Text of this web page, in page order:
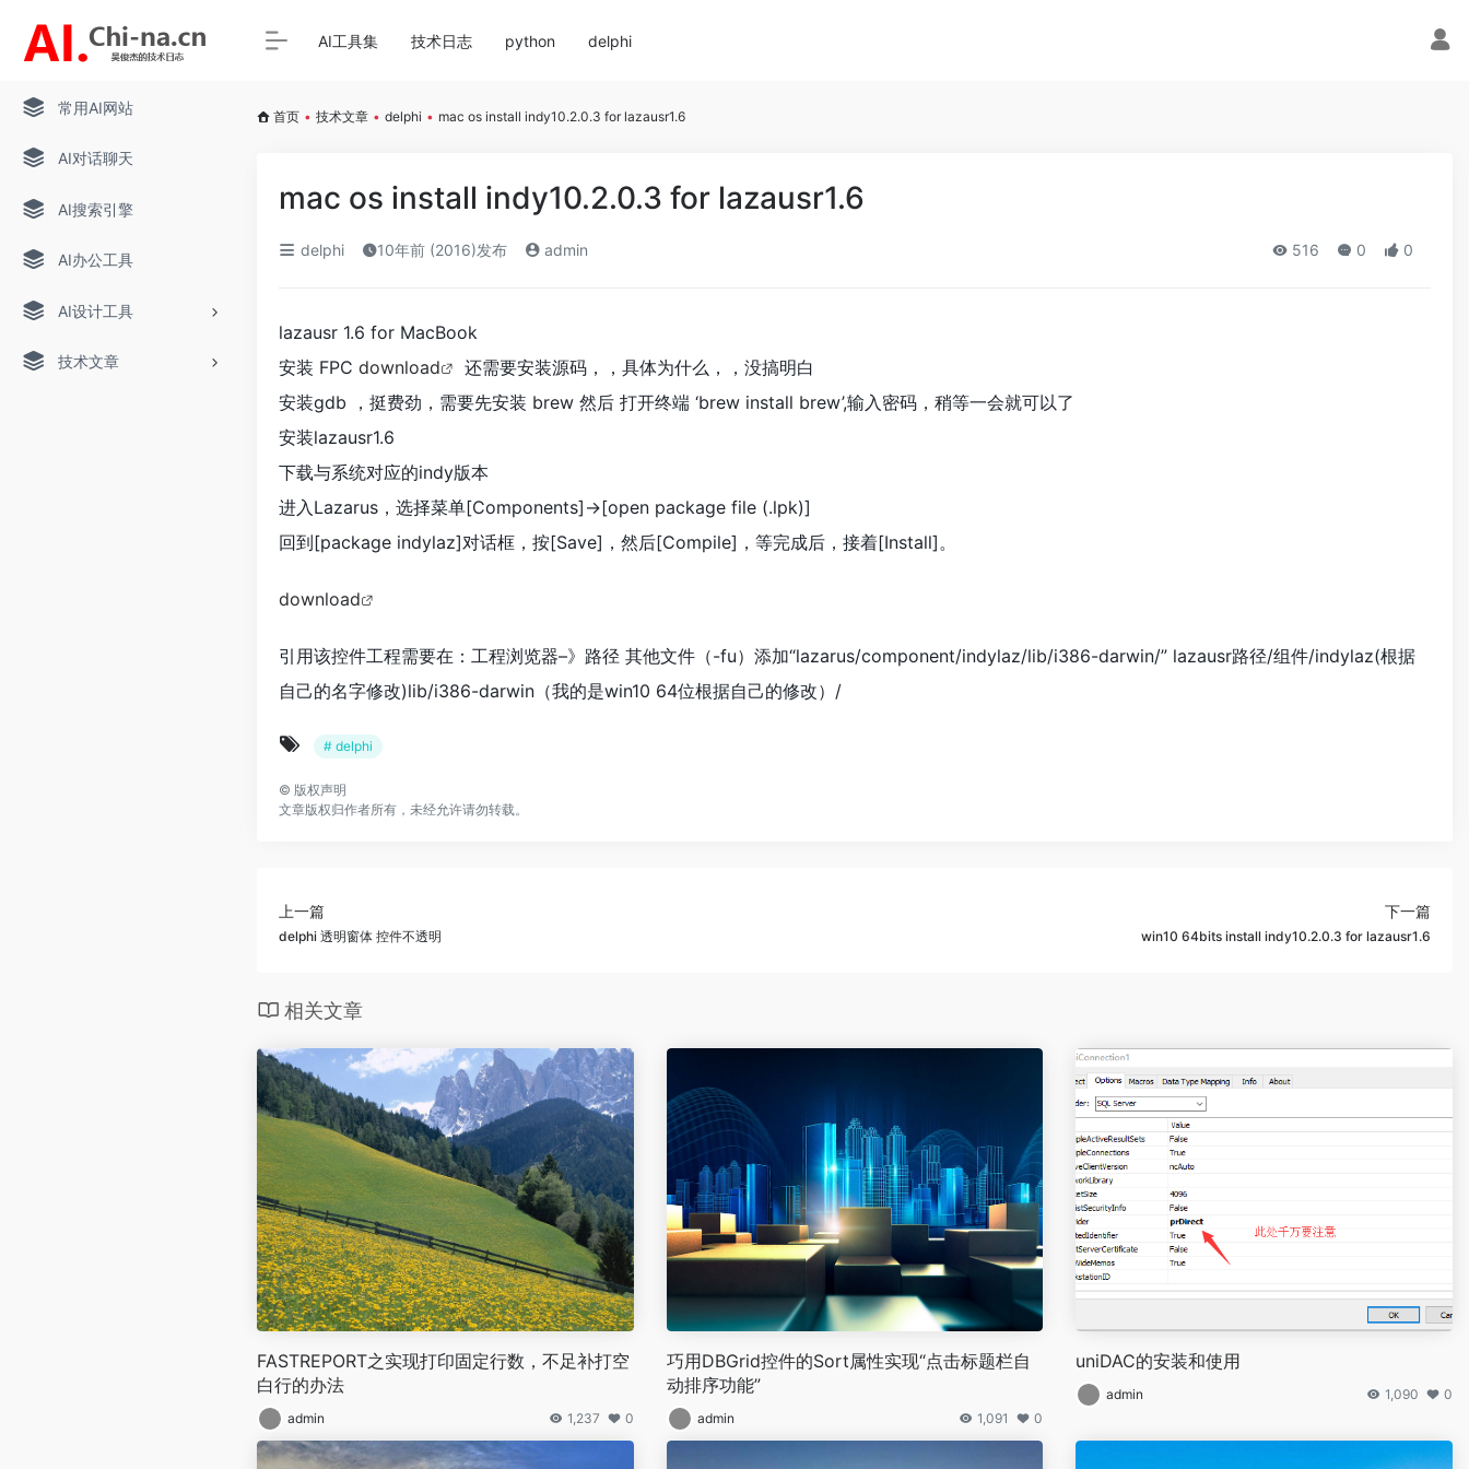
常用AI网站
AI对话聊天
AI搜索引擎
AI办公工具
AI设计工具
技术文章
AI工具集 技术日志 python delphi
首页 • 技术文章 • delphi • mac os install indy10.2.0.3 for lazausr1.6
mac os install indy10.2.0.3 for lazausr1.6
delphi 10年前 (2016)发布 admin 516 0 0
lazausr 1.6 for MacBook
安装 FPC download
还需要安装源码，，具体为什么，，没搞明白
安装gdb ，挺费劲，需要先安装 brew 然后 打开终端 ‘brew install brew’,输入密码，稍等一会就可以了
安装lazausr1.6
下载与系统对应的indy版本
进入Lazarus，选择菜单[Components]->[open package file (.lpk)]
回到[package indylaz]对话框，按[Save]，然后[Compile]，等完成后，接着[Install]。
download
引用该控件工程需要在：工程浏览器–》路径 其他文件（-fu）添加“lazarus/component/indylaz/lib/i386-darwin/” lazausr路径/组件/indylaz(根据
自己的名字修改)lib/i386-darwin（我的是win10 64位根据自己的修改）/
# delphi
© 版权声明
文章版权归作者所有，未经允许请勿转载。
上一篇
delphi 透明窗体 控件不透明
下一篇
win10 64bits install indy10.2.0.3 for lazausr1.6
相关文章
FASTREPORT之实现打印固定行数，不足补打空
白行的办法
admin 1,237 0
巧用DBGrid控件的Sort属性实现“点击标题栏自
动排序功能”
admin 1,091 0
uniDAC的安装和使用
admin 1,090 0